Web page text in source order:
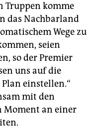
Truppen komme
das Nachbarland
Wege zu
seien
so der Premier
uns auf die
einstellen.“
mit den
Moment an einer